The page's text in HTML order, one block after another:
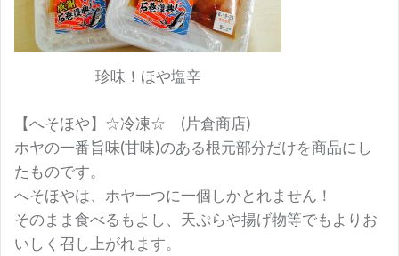
珍味！ほや塩辛
【へそほや】☆冷凍☆ (片倉商店)
ホヤの一番旨味(甘味)のある根元部分だけを商品にし
たものです。
へそほやは、ホヤ一つに一個しかとれません！
そのまま食べるもよし、天ぷらや揚げ物等でもよりお
いしく召し上がれます。